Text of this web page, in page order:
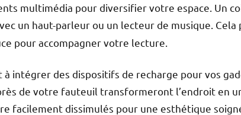
multimédia pour diversifier votre espace. Un
un haut-parleur ou un lecteur de musique.
pour accompagner votre lecture.
à intégrer des dispositifs de recharge pour vos
de votre fauteuil transformeront l’endroit en
facilement dissimulés pour une esthétique